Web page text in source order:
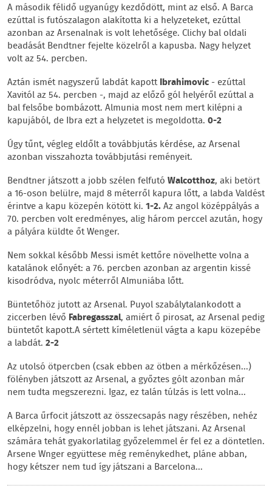
A második félidő ugyanúgy kezdődött, mint az első. A Barca
ezúttal is futószalagon alakította ki a helyzeteket, ezúttal
azonban az Arsenalnak is volt lehetősége. Clichy bal oldali
beadását Bendtner fejelte közelről a kapusba. Nagy helyzet
volt az 54. percben.
Aztán ismét nagyszerű labdát kapottIbrahimovic - ezúttal
Xavitól az 54. percben -, majd az előző gól helyéről ezúttal a
bal felsőbe bombázott. Almunia most nem mert kilépni a
kapujából, de Ibra ezt a helyzetet is megoldotta. 0-2
Úgy tűnt, végleg eldőlt a továbbjutás kérdése, az Arsenal
azonban visszahozta továbbjutási reményeit.
Bendtner játszott a jobb szélen felfutó Walcotthoz, aki betört
a 16-oson belülre, majd 8 méterről kapura lőtt, a labda Valdést
érintve a kapu közepén kötött ki. 1-2. Az angol középpályás a
70. percben volt eredményes, alig három perccel azután, hogy
a pályára küldte őt Wenger.
Nem sokkal később Messi ismét kettőre növelhette volna a
katalánok előnyét: a 76. percben azonban az argentin kissé
kisodródva, nyolc méterről Almuniába lőtt.
Büntetőhöz jutott az Arsenal. Puyol szabálytalankodott a
ziccerben lévő Fabregasszal, amiért ő pirosat, az Arsenal pedig
büntetőt kapott.A sértett kíméletlenül vágta a kapu közepébe
a labdát. 2-2
Az utolsó ötpercben (csak ebben az ötben a mérkőzésen...)
fölényben játszott az Arsenal, a győztes gólt azonban már
nem tudta megszerezni. Igaz, ez talán túlzás is lett volna...
A Barca űrfocit játszott az összecsapás nagy részében, nehéz
elképzelni, hogy ennél jobban is lehet játszani. Az Arsenal
számára tehát gyakorlatilag győzelemmel ér fel ez a döntetlen.
Arsene Wnger együttese még reménykedhet, pláne abban,
hogy kétszer nem tud így játszani a Barcelona...